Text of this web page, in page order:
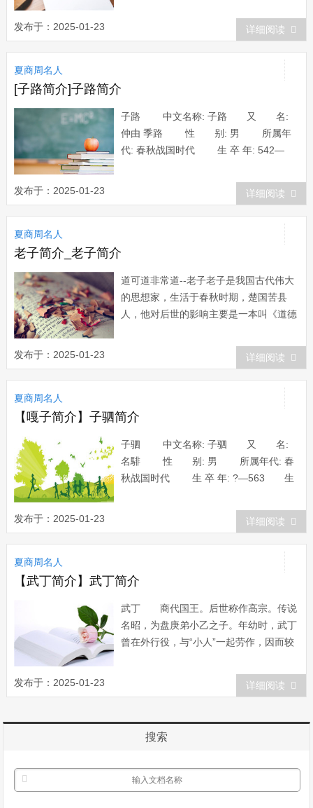
（？～公元前1105）西周初年的大政治
家、大思想家。姓姬，名旦，为周文王之
子、周武王之弟，因食采邑于周(今陕西
发布于：2025-01-23 详细阅读
夏商周名人
[子路简介]子路简介
子路 中文名称: 子路 又 名:
仲由 季路 性 别: 男 所属年
代: 春秋战国时代 生 卒 年: 542—
介 子路（前542—前480），姓仲名
由，字子路，又称季路。春秋末年鲁国卞
（今山东泗水县人）。生于鲁襄公十一
发布于：2025-01-23 详细阅读
夏商周名人
老子简介_老子简介
道可道非常道--老子老子是我国古代伟大
的思想家，生活于春秋时期，楚国苦县
人，他对后世的影响主要是一本叫《道德
的先河。但有关老子本人的记载留下得不
多，这就给后人创造了一个巨大的想像空
间，有人把他神化，有人认为他就是太上
老君，有关老子的传说不胜枚举，种种的
遐想赋予...
发布于：2025-01-23 详细阅读
夏商周名人
【嘎子简介】子驷简介
子驷 中文名称: 子驷 又 名:
名騑 性 别: 男 所属年代: 春
秋战国时代 生 卒 年: ?—563 生
卿。穆公之子，名騑。郑僖公五年(公元
前566年),他派人刺死僖公,佣立郑简公,并
杀死反对他的群公子执政时，整顿田地的
发布于：2025-01-23 详细阅读
夏商周名人
【武丁简介】武丁简介
武丁 商代国王。后世称作高宗。传说
名昭，为盘庚弟小乙之子。年幼时，武丁
曾在外行役，与“小人”一起劳作，因而较
说执政。傅说原为刑徒，被武丁发现，加
以重用。武丁还任用甘盘为大臣，以此二
统治，增强国力，使商王朝得以大治。
《史...
发布于：2025-01-23 详细阅读
搜索